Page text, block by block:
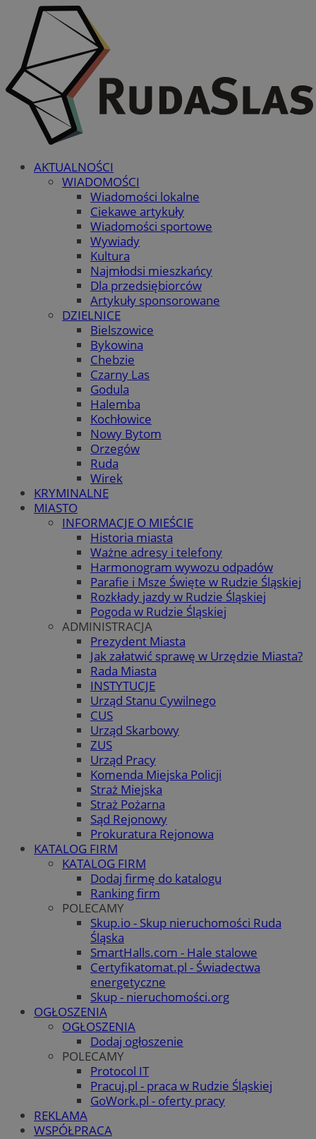
AKTUALNOŚCI
WIADOMOŚCI
Wiadomości lokalne
Ciekawe artykuły
Wiadomości sportowe
Wywiady
Kultura
Najmłodsi mieszkańcy
Dla przedsiębiorców
Artykuły sponsorowane
DZIELNICE
Bielszowice
Bykowina
Chebzie
Czarny Las
Godula
Halemba
Kochłowice
Nowy Bytom
Orzegów
Ruda
Wirek
KRYMINALNE
MIASTO
INFORMACJE O MIEŚCIE
Historia miasta
Ważne adresy i telefony
Harmonogram wywozu odpadów
Parafie i Msze Święte w Rudzie Śląskiej
Rozkłady jazdy w Rudzie Śląskiej
Pogoda w Rudzie Śląskiej
ADMINISTRACJA
Prezydent Miasta
Jak załatwić sprawę w Urzędzie Miasta?
Rada Miasta
INSTYTUCJE
Urząd Stanu Cywilnego
CUS
Urząd Skarbowy
ZUS
Urząd Pracy
Komenda Miejska Policji
Straż Miejska
Straż Pożarna
Sąd Rejonowy
Prokuratura Rejonowa
KATALOG FIRM
KATALOG FIRM
Dodaj firmę do katalogu
Ranking firm
POLECAMY
Skup.io - Skup nieruchomości Ruda
Śląska
SmartHalls.com - Hale stalowe
Certyfikatomat.pl - Świadectwa
energetyczne
Skup - nieruchomości.org
OGŁOSZENIA
OGŁOSZENIA
Dodaj ogłoszenie
POLECAMY
Protocol IT
Pracuj.pl - praca w Rudzie Śląskiej
GoWork.pl - oferty pracy
REKLAMA
WSPÓŁPRACA